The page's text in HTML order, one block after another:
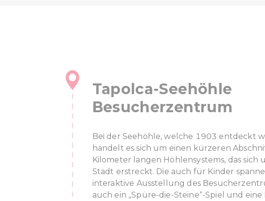
Tapolca-Seehöhle
Besucherzentrum
Bei der Seehöhle, welche 1903 entdeckt
handelt es sich um einen kürzeren
Kilometer langen Höhlensystems, das sich
Stadt erstreckt. Die auch für Kinder
interaktive Ausstellung des
auch ein „Spüre-die-Steine“-Spiel und